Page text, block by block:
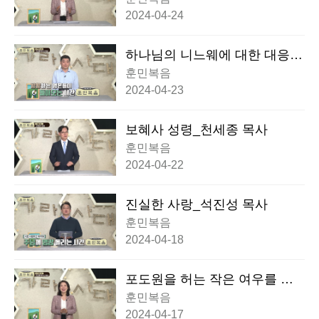
2024-04-24
하나님의 니느웨에 대한 대응_
송병현 교수
훈민복음
2024-04-23
보혜사 성령_천세종 목사
훈민복음
2024-04-22
진실한 사랑_석진성 목사
훈민복음
2024-04-18
포도원을 허는 작은 여우를 잡
으라_이성혜 교수
훈민복음
2024-04-17